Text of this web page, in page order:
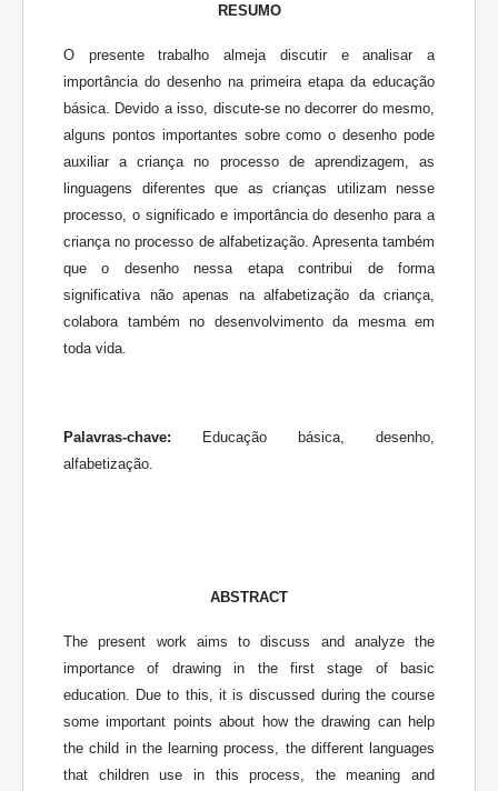
RESUMO
O presente trabalho almeja discutir e analisar a
importância do desenho na primeira etapa da educação
básica. Devido a isso, discute-se no decorrer do mesmo,
alguns pontos importantes sobre como o desenho pode
auxiliar a criança no processo de aprendizagem, as
linguagens diferentes que as crianças utilizam nesse
processo, o significado e importância do desenho para a
criança no processo de alfabetização. Apresenta também
que o desenho nessa etapa contribui de forma
significativa não apenas na alfabetização da criança,
colabora também no desenvolvimento da mesma em
toda vida.
Palavras-chave: Educação básica, desenho,
alfabetização.
ABSTRACT
The present work aims to discuss and analyze the
importance of drawing in the first stage of basic
education. Due to this, it is discussed during the course
some important points about how the drawing can help
the child in the learning process, the different languages
that children use in this process, the meaning and